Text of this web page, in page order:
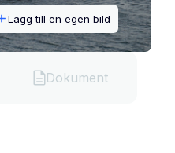
Lägg till en egen bild
Dokument